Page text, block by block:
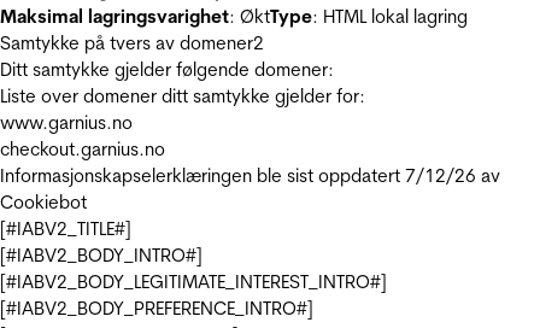
Maksimal lagringsvarighet: ØktType: HTML lokal lagring
Samtykke på tvers av domener2
Ditt samtykke gjelder følgende domener:
Liste over domener ditt samtykke gjelder for:
www.garnius.no
checkout.garnius.no
Informasjonskapselerklæringen ble sist oppdatert 7/12/26 av
Cookiebot
[#IABV2_TITLE#]
[#IABV2_BODY_INTRO#]
[#IABV2_BODY_LEGITIMATE_INTEREST_INTRO#]
[#IABV2_BODY_PREFERENCE_INTRO#]